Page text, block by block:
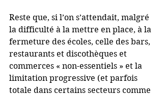
Reste que, si l’on s’attendait, malgré
la difficulté à la mettre en place, à la
fermeture des écoles, celle des bars,
restaurants et discothèques et
commerces « non-essentiels » et la
limitation progressive (et parfois
totale dans certains secteurs comme